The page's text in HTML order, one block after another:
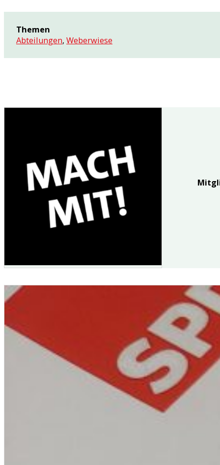
Themen
Abteilungen, Weberwiese